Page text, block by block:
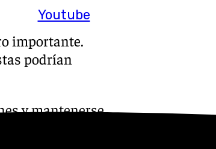
Youtube
importante.
podrían
y mantenerse
Se pueden